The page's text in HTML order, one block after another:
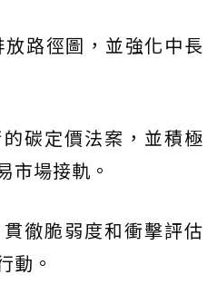
路徑圖，並強化中長
碳定價法案，並積極
市場接軌。
徹脆弱度和衝擊評估
動。